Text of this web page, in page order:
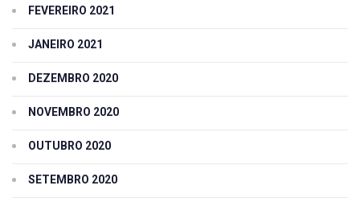
FEVEREIRO 2021
JANEIRO 2021
DEZEMBRO 2020
NOVEMBRO 2020
OUTUBRO 2020
SETEMBRO 2020